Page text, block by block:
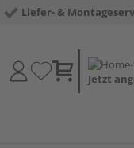
Liefer- &
Jetzt